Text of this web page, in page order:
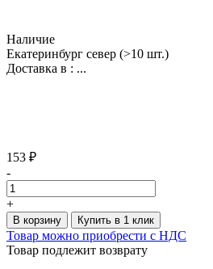
Наличие
Екатеринбург север (>10 шт.)
Доставка в : ...
153 ₽
-
+
В корзину Купить в 1 клик
Товар можно приобрести с НДС
Товар подлежит возврату